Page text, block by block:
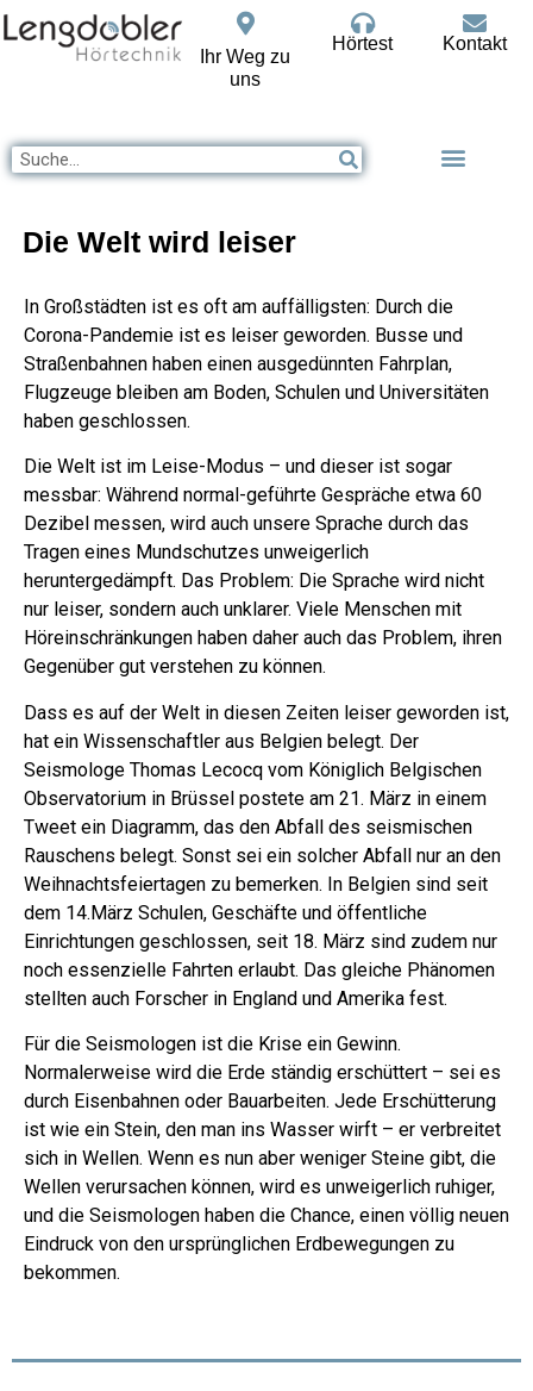
Ihr Weg zu
uns
Hörtest Kontakt
Die Welt wird leiser
In Großstädten ist es oft am auffälligsten: Durch die
Corona-Pandemie ist es leiser geworden. Busse und
Straßenbahnen haben einen ausgedünnten Fahrplan,
Flugzeuge bleiben am Boden, Schulen und Universitäten
haben geschlossen.
Die Welt ist im Leise-Modus – und dieser ist sogar
messbar: Während normal-geführte Gespräche etwa 60
Dezibel messen, wird auch unsere Sprache durch das
Tragen eines Mundschutzes unweigerlich
heruntergedämpft. Das Problem: Die Sprache wird nicht
nur leiser, sondern auch unklarer. Viele Menschen mit
Höreinschränkungen haben daher auch das Problem, ihren
Gegenüber gut verstehen zu können.
Dass es auf der Welt in diesen Zeiten leiser geworden ist,
hat ein Wissenschaftler aus Belgien belegt. Der
Seismologe Thomas Lecocq vom Königlich Belgischen
Observatorium in Brüssel postete am 21. März in einem
Tweet ein Diagramm, das den Abfall des seismischen
Rauschens belegt. Sonst sei ein solcher Abfall nur an den
Weihnachtsfeiertagen zu bemerken. In Belgien sind seit
dem 14.März Schulen, Geschäfte und öffentliche
Einrichtungen geschlossen, seit 18. März sind zudem nur
noch essenzielle Fahrten erlaubt. Das gleiche Phänomen
stellten auch Forscher in England und Amerika fest.
Für die Seismologen ist die Krise ein Gewinn.
Normalerweise wird die Erde ständig erschüttert – sei es
durch Eisenbahnen oder Bauarbeiten. Jede Erschütterung
ist wie ein Stein, den man ins Wasser wirft – er verbreitet
sich in Wellen. Wenn es nun aber weniger Steine gibt, die
Wellen verursachen können, wird es unweigerlich ruhiger,
und die Seismologen haben die Chance, einen völlig neuen
Eindruck von den ursprünglichen Erdbewegungen zu
bekommen.